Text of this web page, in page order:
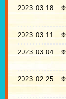
2023.03.18 ❊
2023.03.11 ❊
2023.03.04 ❊
2023.02.25 ❊